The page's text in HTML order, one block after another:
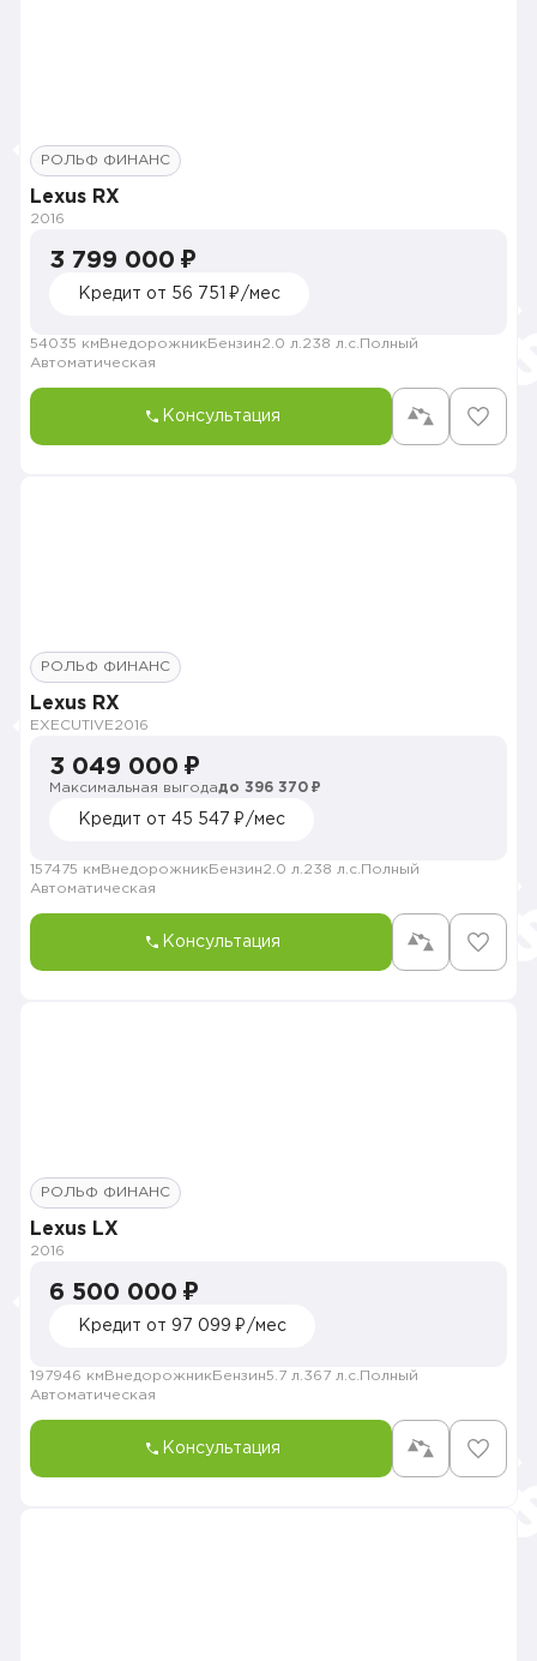
РОЛЬФ ФИНАНС
Lexus RX
2016
3 799 000 ₽
Кредит от 56 751 ₽/мес
54035 км Внедорожник Бензин2.0 л. 238 л.с. Полный
Автоматическая
Консультация
РОЛЬФ ФИНАНС
Lexus RX
EXECUTIVE2016
3 049 000 ₽
Максимальная выгодадо 396 370 ₽
Кредит от 45 547 ₽/мес
157475 км Внедорожник Бензин2.0 л. 238 л.с. Полный
Автоматическая
Консультация
РОЛЬФ ФИНАНС
Lexus LX
2016
6 500 000 ₽
Кредит от 97 099 ₽/мес
197946 км Внедорожник Бензин5.7 л. 367 л.с. Полный
Автоматическая
Консультация